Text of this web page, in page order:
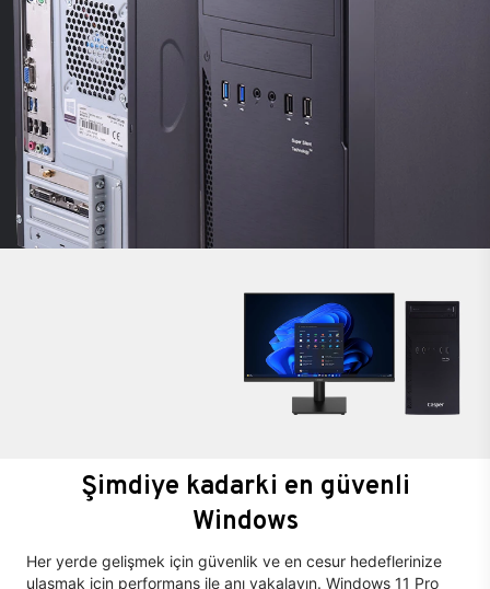
Şimdiye kadarki en güvenli
Windows
Her yerde gelişmek için güvenlik ve en cesur hedeflerinize
ulaşmak için performans ile anı yakalayın. Windows 11 Pro